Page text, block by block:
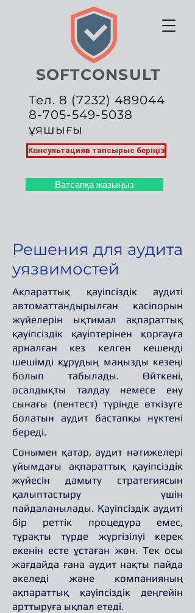
Ватсапқа жазыңыз
SOFTCONSULT
Консультацияға тапсырыс беріңіз
Тел. 8 (7232) 489044
8-705-549-5038
ұяшығы
Решения для аудита
уязвимостей
Ақпараттық қауіпсіздік аудиті
автоматтандырылған кәсіпорын
жүйелерін ықтимал ақпараттық
қауіпсіздік қауіптерінен қорғауға
арналған кез келген кешенді
шешімді құрудың маңызды кезеңі
болып табылады. Өйткені,
осалдықты талдау немесе ену
сынағы (пентест) түрінде өткізуге
болатын аудит бастапқы нүктені
береді.
Сонымен қатар, аудит нәтижелері
ұйымдағы ақпараттық қауіпсіздік
жүйесін дамыту стратегиясын
қалыптастыру үшін
пайдаланылады. Қауіпсіздік аудиті
бір реттік процедура емес,
тұрақты түрде жүргізілуі керек
екенін есте ұстаған жөн. Тек осы
жағдайда ғана аудит нақты пайда
әкеледі және компанияның
ақпараттық қауіпсіздік деңгейін
арттыруға ықпал етеді.